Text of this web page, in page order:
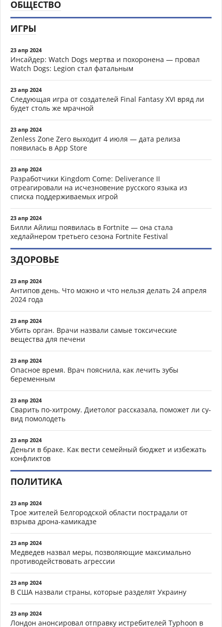
ОБЩЕСТВО
ИГРЫ
23 апр 2024
Инсайдер: Watch Dogs мертва и похоронена — провал
Watch Dogs: Legion стал фатальным
23 апр 2024
Следующая игра от создателей Final Fantasy XVI вряд ли
будет столь же мрачной
23 апр 2024
Zenless Zone Zero выходит 4 июля — дата релиза
появилась в App Store
23 апр 2024
Разработчики Kingdom Come: Deliverance II
отреагировали на исчезновение русского языка из
списка поддерживаемых игрой
23 апр 2024
Билли Айлиш появилась в Fortnite — она стала
хедлайнером третьего сезона Fortnite Festival
ЗДОРОВЬЕ
23 апр 2024
Антипов день. Что можно и что нельзя делать 24 апреля
2024 года
23 апр 2024
Убить орган. Врачи назвали самые токсические
вещества для печени
23 апр 2024
Опасное время. Врач пояснила, как лечить зубы
беременным
23 апр 2024
Сварить по-хитрому. Диетолог рассказала, поможет ли су-
вид помолодеть
23 апр 2024
Деньги в браке. Как вести семейный бюджет и избежать
конфликтов
ПОЛИТИКА
23 апр 2024
Трое жителей Белгородской области пострадали от
взрыва дрона-камикадзе
23 апр 2024
Медведев назвал меры, позволяющие максимально
противодействовать агрессии
23 апр 2024
В США назвали страны, которые разделят Украину
23 апр 2024
Лондон анонсировал отправку истребителей Typhoon в